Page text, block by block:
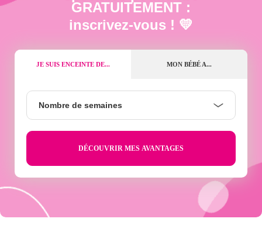
GRATUITEMENT :
inscrivez-vous ! 💛
JE SUIS ENCEINTE DE... MON BÉBÉ A...
semaines
Nombre de semaines